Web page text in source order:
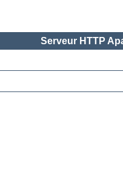
Serveur HTTP